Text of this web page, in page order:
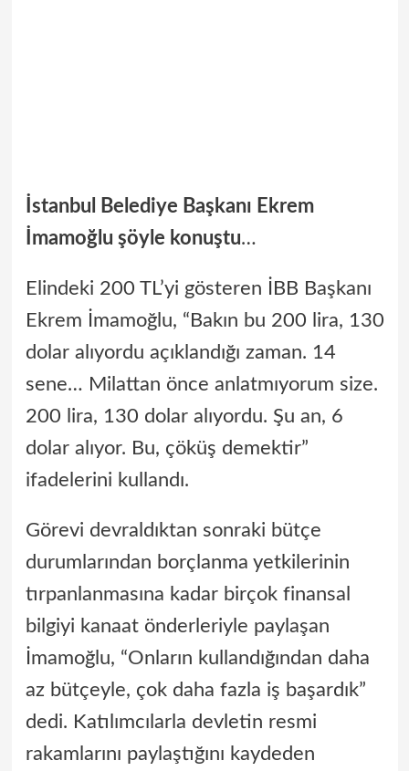
İstanbul Belediye Başkanı Ekrem
İmamoğlu şöyle konuştu…
Elindeki 200 TL’yi gösteren İBB Başkanı
Ekrem İmamoğlu, “Bakın bu 200 lira, 130
dolar alıyordu açıklandığı zaman. 14
sene… Milattan önce anlatmıyorum size.
200 lira, 130 dolar alıyordu. Şu an, 6
dolar alıyor. Bu, çöküş demektir”
ifadelerini kullandı.
Görevi devraldıktan sonraki bütçe
durumlarından borçlanma yetkilerinin
tırpanlanmasına kadar birçok finansal
bilgiyi kanaat önderleriyle paylaşan
İmamoğlu, “Onların kullandığından daha
az bütçeyle, çok daha fazla iş başardık”
dedi. Katılımcılarla devletin resmi
rakamlarını paylaştığını kaydeden